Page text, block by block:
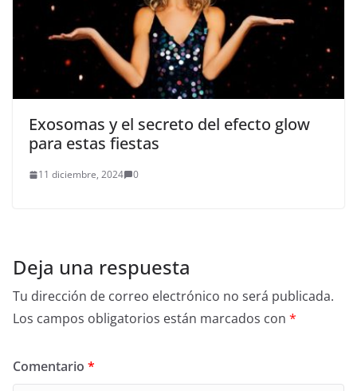
Exosomas y el secreto del efecto glow
para estas fiestas
11 diciembre, 2024 0
Deja una respuesta
Tu dirección de correo electrónico no será publicada.
Los campos obligatorios están marcados con *
Comentario *